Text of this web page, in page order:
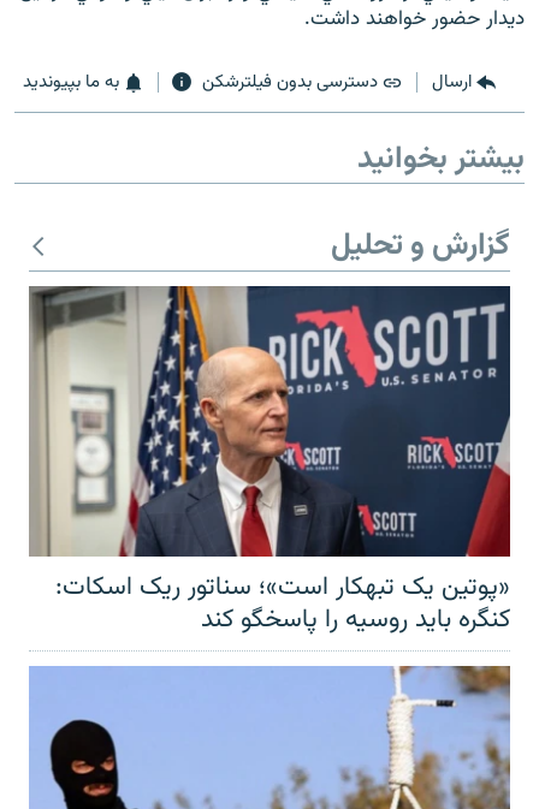
زبان‌های دیگر
ديدار حضور خواهند داشت.
ارسال دسترسی بدون فیلترشکن به ما بپیوندید
بیشتر بخوانید
گزارش و تحلیل
«پوتین یک تبهکار است»؛ سناتور ریک اسکات:
کنگره باید روسیه را پاسخگو کند